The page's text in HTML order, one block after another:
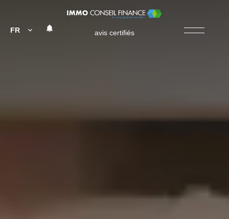
FR avis certifiés